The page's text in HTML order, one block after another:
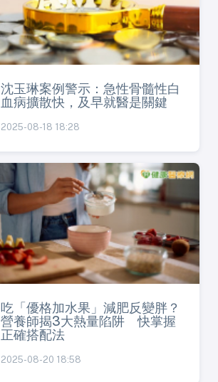
沈玉琳案例警示：急性骨髓性白
血病擴散快，及早就醫是關鍵
2025-08-18 18:28
吃「優格加水果」減肥反變胖？
營養師揭3大熱量陷阱 快掌握
正確搭配法
2025-08-20 18:58